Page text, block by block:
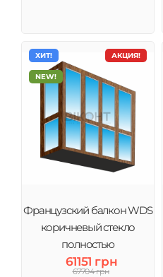
АКЦИЯ!
ХИТ!
NEW!
Французский балкон WDS
коричневый стекло
полностью
61151 грн
67704 грн